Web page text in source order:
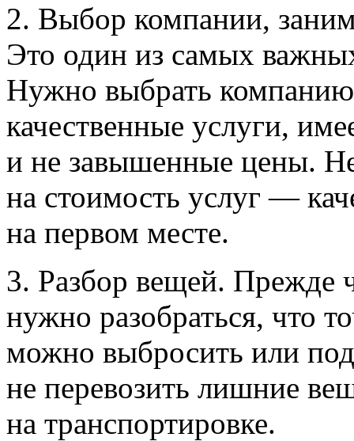
2. Выбор компании,
Это один из самых
Нужно выбрать
качественные услуги,
и не завышенные цены. Не
на стоимость услуг —
на первом месте.
3. Разбор вещей. Прежде
нужно разобраться, что
можно выбросить или
не перевозить лишние
на транспортировке.